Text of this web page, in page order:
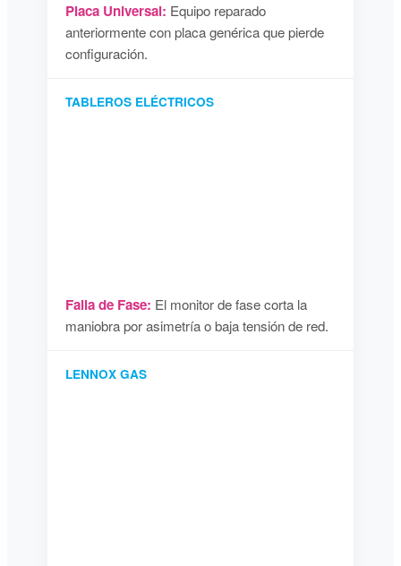
Placa Universal: Equipo reparado
anteriormente con placa genérica que pierde
configuración.
TABLEROS ELÉCTRICOS
Falla de Fase: El monitor de fase corta la
maniobra por asimetría o baja tensión de red.
LENNOX GAS